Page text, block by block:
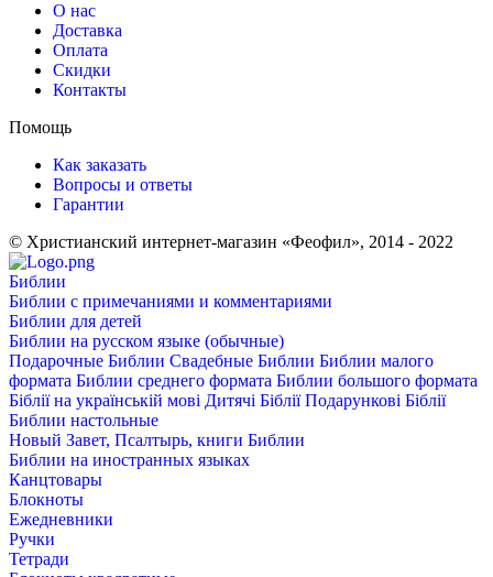
О нас
Доставка
Оплата
Скидки
Контакты
Помощь
Как заказать
Вопросы и ответы
Гарантии
© Христианский интернет-магазин «Феофил», 2014 - 2022
Библии
Библии с примечаниями и комментариями
Библии для детей
Библии на русском языке (обычные)
Подарочные Библии Свадебные Библии Библии малого
формата Библии среднего формата Библии большого формата
Біблії на українській мові Дитячі Біблії Подарункові Біблії
Библии настольные
Новый Завет, Псалтырь, книги Библии
Библии на иностранных языках
Канцтовары
Блокноты
Ежедневники
Ручки
Тетради